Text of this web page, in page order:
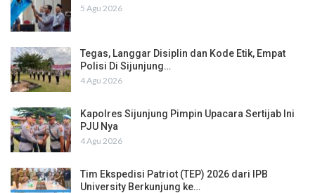
5 Agu 2026
Tegas, Langgar Disiplin dan Kode Etik, Empat
Polisi Di Sijunjung…
4 Agu 2026
Kapolres Sijunjung Pimpin Upacara Sertijab Ini
PJU Nya
4 Agu 2026
Tim Ekspedisi Patriot (TEP) 2026 dari IPB
University Berkunjung ke…